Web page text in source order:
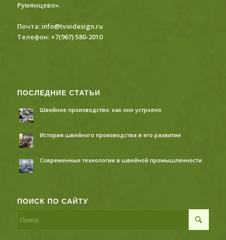
Румянцево».
Почта: info@tvoidesign.ru
Телефон: +7(967) 580-2010
ПОСЛЕДНИЕ СТАТЬИ
Швейное производство: как оно устроено
История швейного производства и его развитие
Современные технологии в швейной промышленности
ПОИСК ПО САЙТУ